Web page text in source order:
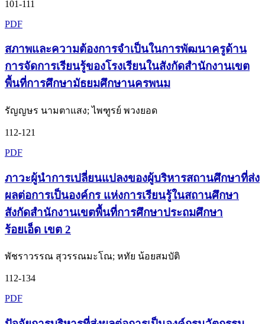
101-111
PDF
สภาพและความต้องการจำเป็นในการพัฒนาครูด้าน
การจัดการเรียนรู้ของโรงเรียนในสังกัดสำนักงานเขต
พื้นที่การศึกษามัธยมศึกษานครพนม
รัญญษร นามตาแสง; ไพฑูรย์ พวงยอด
112-121
PDF
ภาวะผู้นำการเปลี่ยนแปลงของผู้บริหารสถานศึกษาที่ส่ง
ผลต่อการเป็นองค์กร แห่งการเรียนรู้ในสถานศึกษา
สังกัดสำนักงานเขตพื้นที่การศึกษาประถมศึกษา
ร้อยเอ็ด เขต 2
พัชราวรรณ สุวรรณมะโณ; หทัย น้อยสมบัติ
112-134
PDF